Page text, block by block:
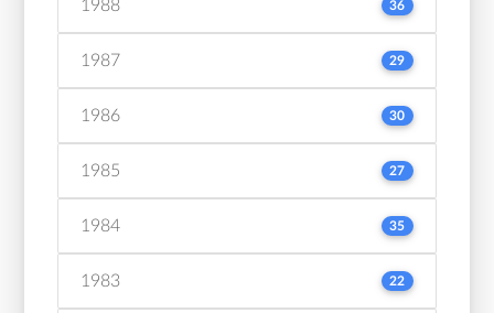
1988 36
1987 29
1986 30
1985 27
1984 35
1983 22